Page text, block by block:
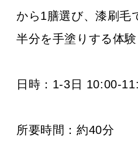
から1膳選び、漆刷毛
半分を手塗りする体験
日時： 1-3日 10:00-
所要時間：約40分